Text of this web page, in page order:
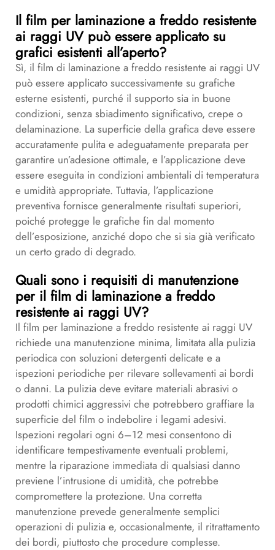
Il film per laminazione a freddo resistente
ai raggi UV può essere applicato su
grafici esistenti all’aperto?
Sì, il film di laminazione a freddo resistente ai raggi UV
può essere applicato successivamente su grafiche
esterne esistenti, purché il supporto sia in buone
condizioni, senza sbiadimento significativo, crepe o
delaminazione. La superficie della grafica deve essere
accuratamente pulita e adeguatamente preparata per
garantire un’adesione ottimale, e l’applicazione deve
essere eseguita in condizioni ambientali di temperatura
e umidità appropriate. Tuttavia, l’applicazione
preventiva fornisce generalmente risultati superiori,
poiché protegge le grafiche fin dal momento
dell’esposizione, anziché dopo che si sia già verificato
un certo grado di degrado.
Quali sono i requisiti di manutenzione
per il film di laminazione a freddo
resistente ai raggi UV?
Il film per laminazione a freddo resistente ai raggi UV
richiede una manutenzione minima, limitata alla pulizia
periodica con soluzioni detergenti delicate e a
ispezioni periodiche per rilevare sollevamenti ai bordi
o danni. La pulizia deve evitare materiali abrasivi o
prodotti chimici aggressivi che potrebbero graffiare la
superficie del film o indebolire i legami adesivi.
Ispezioni regolari ogni 6–12 mesi consentono di
identificare tempestivamente eventuali problemi,
mentre la riparazione immediata di qualsiasi danno
previene l’intrusione di umidità, che potrebbe
compromettere la protezione. Una corretta
manutenzione prevede generalmente semplici
operazioni di pulizia e, occasionalmente, il ritrattamento
dei bordi, piuttosto che procedure complesse.